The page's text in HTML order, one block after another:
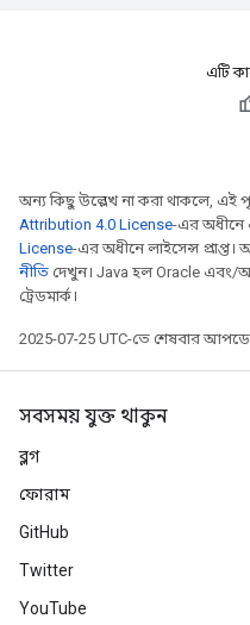
এটি
অন্য কিছু উল্লেখ না করা থাকলে, এই
Attribution 4.0 License-এর অধীনে
License-এর অধীনে লাইসেন্স
নীতি দেখুন। Java হল Oracle এবং/
ট্রেডমার্ক।
2025-07-25 UTC-তে শেষবার
সবসময় যুক্ত থাকুন
ব্লগ
ফোরাম
GitHub
Twitter
YouTube